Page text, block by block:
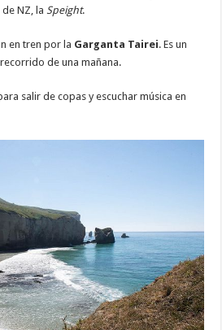
de NZ, laSpeight.
en tren por la Garganta Tairei. Es un
de una mañana.
salir de copas y escuchar música en